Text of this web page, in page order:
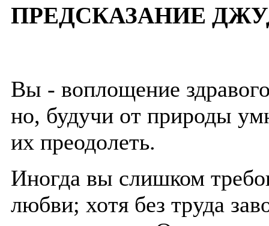
ПРЕДСКАЗАНИЕ
Вы - воплощение
но, будучи от природы
их преодолеть.
Иногда вы слишком
любви; хотя без труда